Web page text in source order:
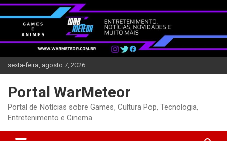
Skip
to
content
sexta-feira, agosto 7, 2026
Portal WarMeteor
Portal de Notícias sobre Games, Cultura Pop, Tecnologia,
Entretenimento e Cinema